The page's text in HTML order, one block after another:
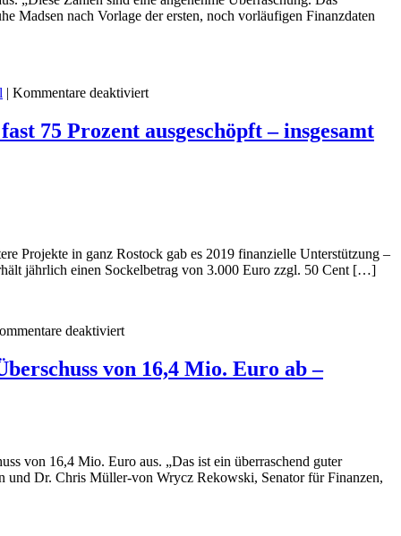
nie.
Madsen nach Vorlage der ersten, noch vorläufigen Finanzdaten
| Kommentare deaktiviertfür
Finanzbilanz
2020
einen
Jahresüberschuss
Innenministerium
genehmigt
75 Prozent ausgeschöpft – insgesamt
Projekte in ganz Rostock gab es 2019 finanzielle Unterstützung –
jährlich einen Sockelbetrag von 3.000 Euro zzgl. 50 Cent […]
deaktiviertfür
neu
eingeführten
bereits
im
von 16,4 Mio. Euro ab –
von 16,4 Mio. Euro aus. „Das ist ein überraschend guter
und Dr. Chris Müller-von Wrycz Rekowski, Senator für Finanzen,